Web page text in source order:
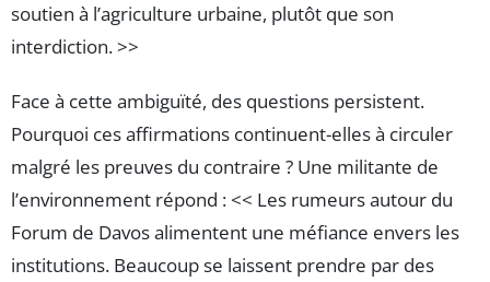
soutien à l’agriculture urbaine, plutôt que son
interdiction. >>
Face à cette ambiguïté, des questions persistent.
Pourquoi ces affirmations continuent-elles à circuler
malgré les preuves du contraire ? Une militante de
l’environnement répond : << Les rumeurs autour du
Forum de Davos alimentent une méfiance envers les
institutions. Beaucoup se laissent prendre par des